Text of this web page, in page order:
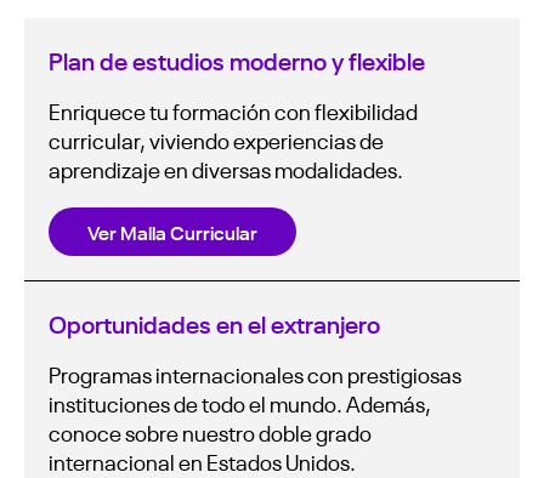
Plan de estudios moderno y flexible
Enriquece tu formación con flexibilidad
curricular, viviendo experiencias de
aprendizaje en diversas modalidades.
Ver Malla Curricular
Oportunidades en el extranjero
Programas internacionales con prestigiosas
instituciones de todo el mundo. Además,
conoce sobre nuestro doble grado
internacional en Estados Unidos.